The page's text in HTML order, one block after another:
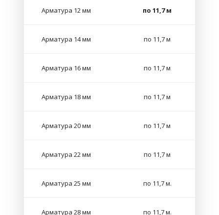
Арматура 12 мм по 11,7 м
Арматура 14 мм по 11,7 м
Арматура 16 мм по 11,7 м
Арматура 18 мм по 11,7 м
Арматура 20 мм по 11,7 м
Арматура 22 мм по 11,7 м
Арматура 25 мм по 11,7 м.
Арматура 28 мм по 11,7 м.